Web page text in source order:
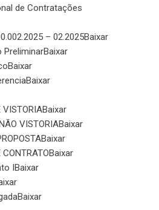
de Contratações
– 02.2025Baixar
PreliminarBaixar
Baixar
Baixar
VISTORIABaixar
VISTORIABaixar
Baixar
Baixar
IBaixar
Baixar